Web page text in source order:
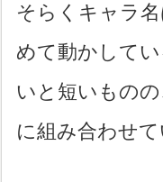
そらくキャラ
めて動かして
いと短いもの
に組み合わせて